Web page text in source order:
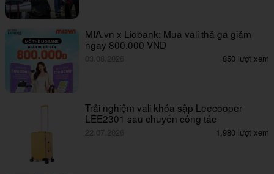
MIA.vn x Liobank: Mua vali thả ga giảm
ngay 800.000 VND
03.08.2026 850 lượt xem
Trải nghiệm vali khóa sập Leecooper
LEE2301 sau chuyến công tác
22.07.2026 1,980 lượt xem